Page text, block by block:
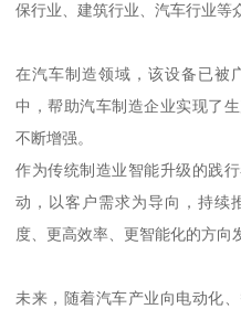
保行业、建筑行业、汽车行业等
在汽车制造领域，该设备已被
中，帮助汽车制造企业实现了
不断增强。
作为传统制造业智能升级的践
动，以客户需求为导向，持续
度、更高效率、更智能化的方向
未来，随着汽车产业向电动化